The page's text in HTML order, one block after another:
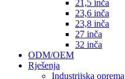
21,5 inča
23,6 inča
23,8 inča
27 inča
32 inča
ODM/OEM
Rješenja
Industrijska oprema